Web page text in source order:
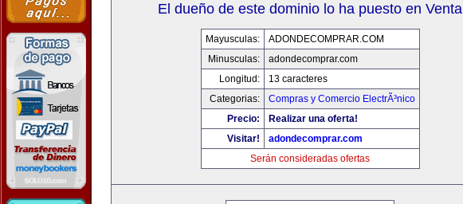
El dueño de este dominio lo ha puesto en Venta
Mayusculas:
ADONDECOMPRAR.COM
Minusculas:
adondecomprar.com
Longitud:
13 caracteres
Categorias:
Compras y Comercio ElectrÃ³nico
Precio:
Realizar una oferta!
Visitar!
adondecomprar.com
Serán consideradas ofertas